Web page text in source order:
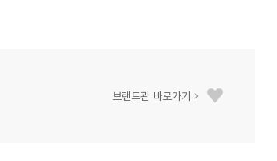
브랜드관 바로가기